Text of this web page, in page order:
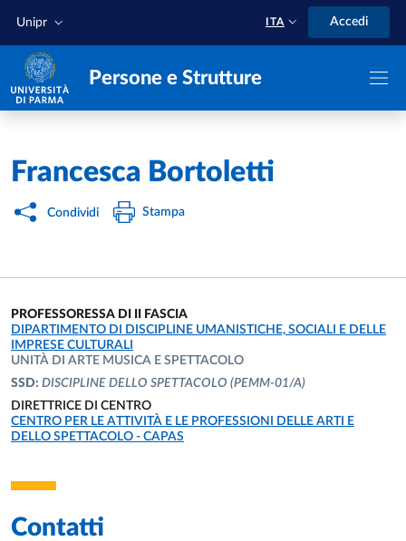
Unipr ITA Accedi
Persone e Strutture
Home /
Francesca Bortoletti
Condividi Stampa
PROFESSORESSA DI II FASCIA
UNITÀ ORGANIZZATIVA AFFERENTE:
DIPARTIMENTO DI DISCIPLINE UMANISTICHE, SOCIALI E DELLE
IMPRESE CULTURALI
UNITÀ DI ARTE MUSICA E SPETTACOLO
SSD: DISCIPLINE DELLO SPETTACOLO (PEMM-01/A)
DIRETTRICE DI CENTRO
UNITÀ ORGANIZZATIVA AFFERENTE:
CENTRO PER LE ATTIVITÀ E LE PROFESSIONI DELLE ARTI E
DELLO SPETTACOLO - CAPAS
Contatti